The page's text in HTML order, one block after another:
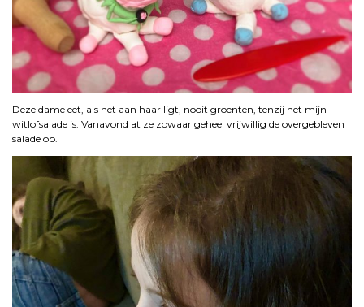
Deze dame eet, als het aan haar ligt, nooit groenten, tenzij het mijn
witlofsalade is. Vanavond at ze zowaar geheel vrijwillig de overgebleven
salade op.